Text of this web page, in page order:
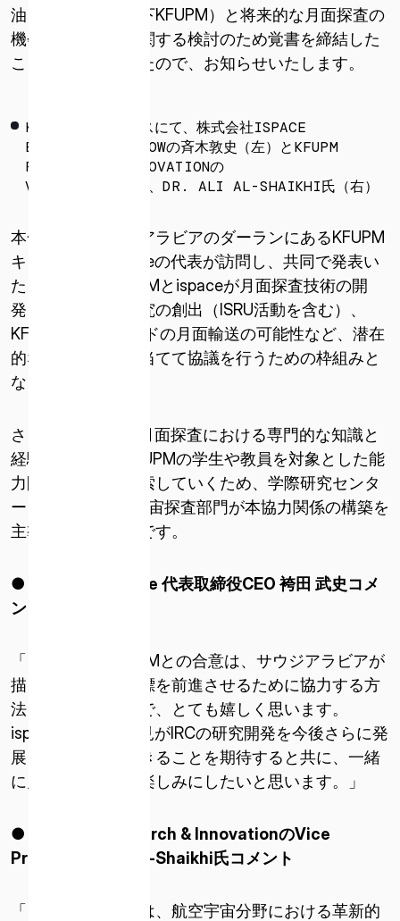
このサイトは reCAPTCHA によって保護されています。
reCAPTCHA に関連する Google プライバシー ポリシーと利
ISPACE, INC
油・鉱物大学（以下KFUPM）と将来的な月面探査の
機会と能力開発に関する検討のため覚書を締結した
ことを発表しましたので、お知らせいたします。
KFUPMのキャンパスにて、株式会社ISPACE
EXECUTIVE FELLOWの斉木敦史（左）とKFUPM
RESEARCH & INNOVATIONの
VICE PRESIDENT、DR. ALI AL-SHAIKHI氏（右）
本合意は、サウジアラビアのダーランにあるKFUPM
キャンパスをispaceの代表が訪問し、共同で発表い
たしました。KFUPMとispaceが月面探査技術の開
発、月面科学・研究の創出（ISRU活動を含む）、
KFUPMのペイロードの月面輸送の可能性など、潜在
的な分野に焦点を当てて協議を行うための枠組みと
なります。
さらに、ispaceの月面探査における専門的な知識と
経験を活かし、KFUPMの学生や教員を対象とした能
力開発の機会を模索していくため、学際研究センタ
ー（IRC）の航空宇宙探査部門が本協力関係の構築を
主導していく予定です。
● 株式会社 ispace代表取締役CEO 袴田 武史コメ
ント
「このたびのKFUPMとの合意は、サウジアラビアが
描く月探査への目標を前進させるために協力する方
法を検討するもので、とても嬉しく思います。
ispaceの経験や知見がIRCの研究開発を今後さらに発
展させることができることを期待すると共に、一緒
に月へ行くことも楽しみにしたいと思います。」
● KFUPM Research & InnovationのVice
President
Ali Al-Shaikhi氏コメント
「この覚書の締結は、航空宇宙分野における革新的